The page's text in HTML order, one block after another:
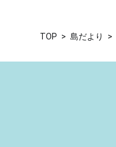
TOP 島だより